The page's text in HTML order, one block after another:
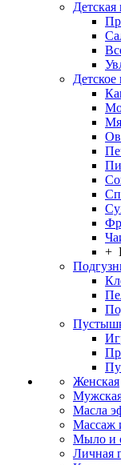
Детская
Детское
+
Женская
Масла
Массаж
Мыло и
Личная